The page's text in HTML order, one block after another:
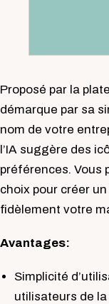
Proposé par la
démarque par sa
nom de votre
l’IA suggère des
préférences. Vous
choix pour créer
fidèlement votre
Avantages:
Simplicité
utilisateurs de